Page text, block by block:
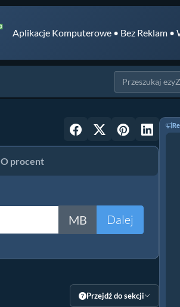
Aplikacje Komputerowe • Bez Reklam •
O procent
MB Dalej
Przejdź do sekcji